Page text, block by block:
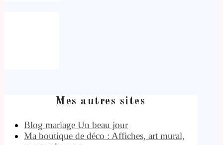
Mes autres sites
Blog mariage Un beau jour
Ma boutique de déco : Affiches, art mural,